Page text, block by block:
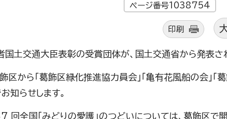
ページ番号1038754
印刷
土交通大臣表彰の受賞団体が、国土交通省から発表さ
から「葛飾区緑化推進協力員会」「亀有花風船の会」「
知らせします。
全国「みどりの愛護」のつどいについては、葛飾区で